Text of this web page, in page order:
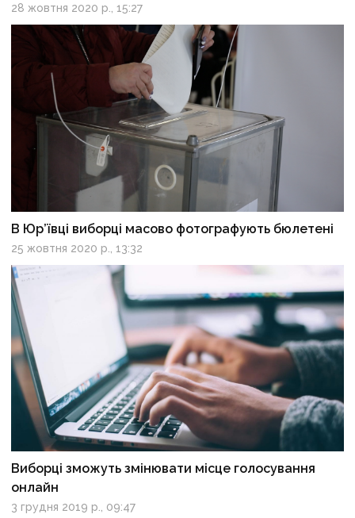
28 жовтня 2020 р., 15:27
В Юр’ївці виборці масово фотографують бюлетені
25 жовтня 2020 р., 13:32
Виборці зможуть змінювати місце голосування
онлайн
3 грудня 2019 р., 09:47